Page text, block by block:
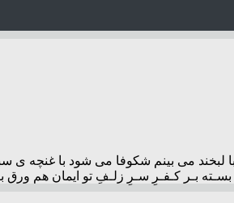
لبخند می بینم شکوفا می شود با غنچه ی
بـر کـفـرِ سـرِ زلـفِ تو ایمان هم